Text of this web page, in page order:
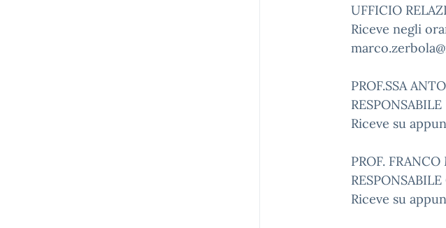
UFFICIO
Riceve negli
PROF.SSA
Riceve su
PROF.
Riceve su